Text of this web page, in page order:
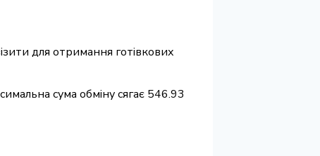
для отримання готівкових
сума обміну сягає 546.93